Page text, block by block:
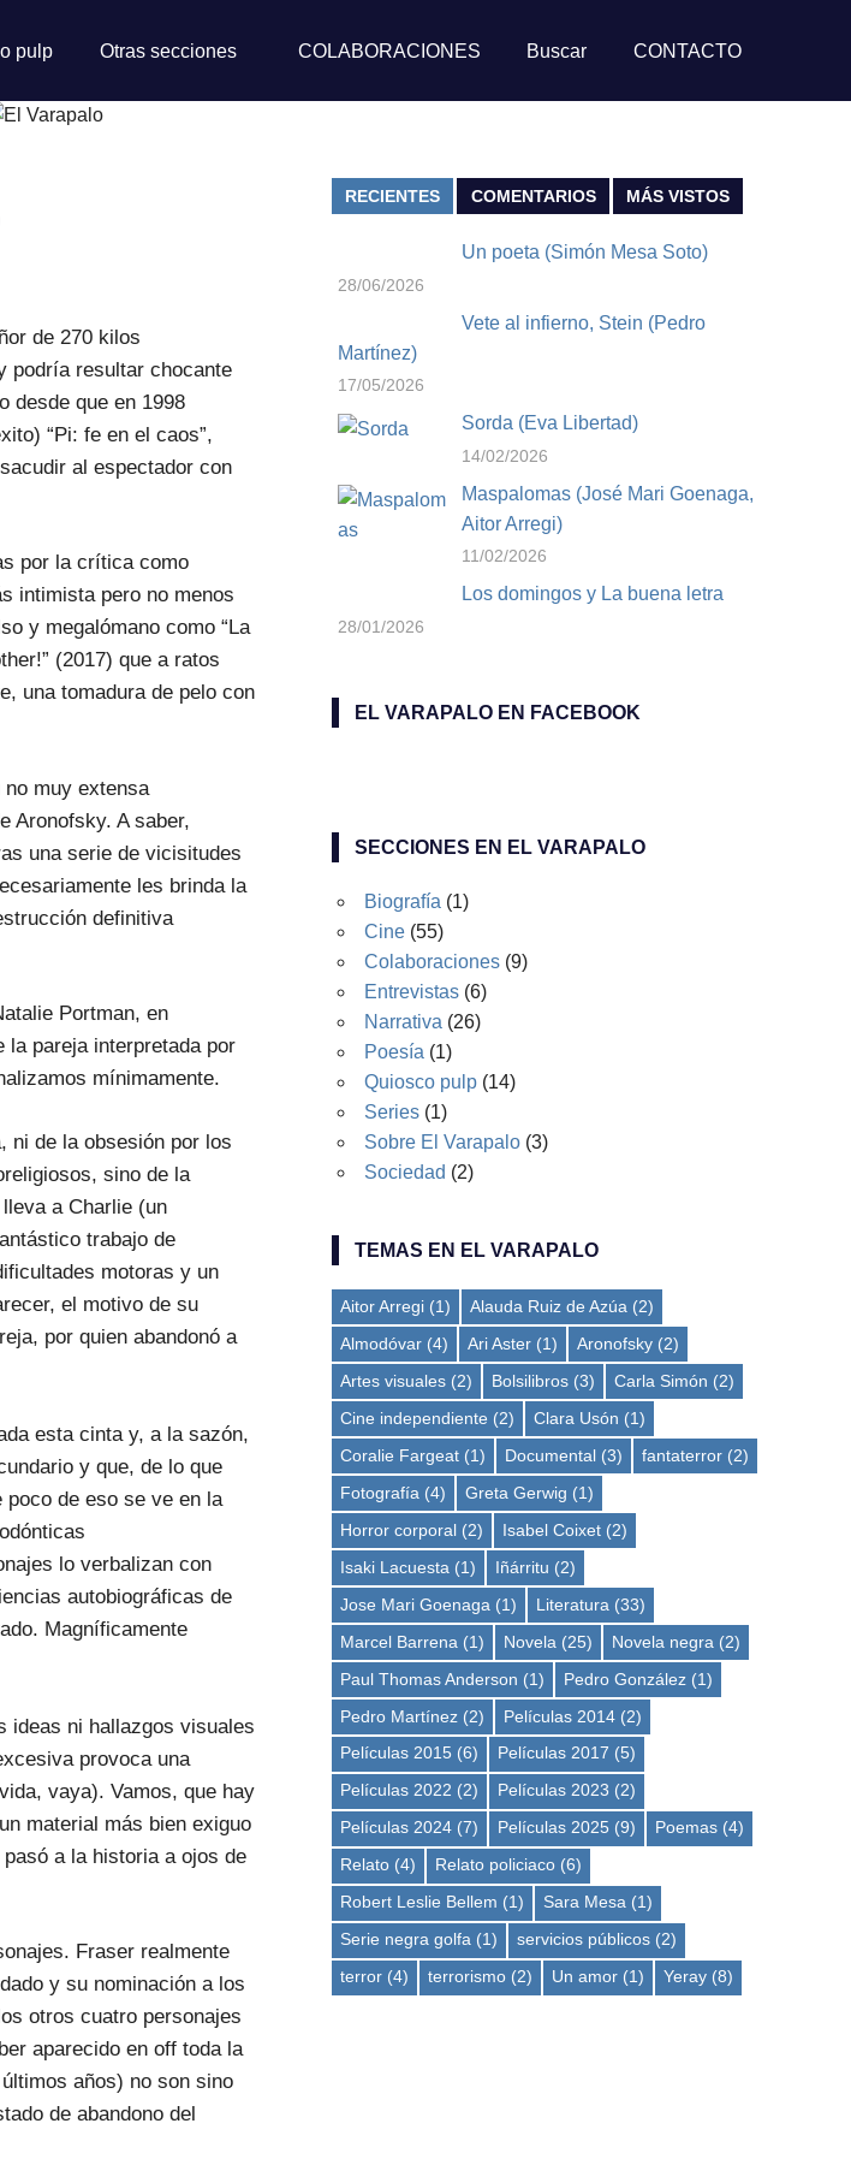
pulp Otras secciones COLABORACIONES Buscar CONTACTO
de 270 kilos
podría resultar chocante
desde que en 1998
“Pi: fe en el caos”,
al espectador con
por la crítica como
intimista pero no menos
y megalómano como “La
(2017) que a ratos
una tomadura de pelo con
no muy extensa
Aronofsky. A saber,
una serie de vicisitudes
les brinda la
definitiva
Portman, en
la pareja interpretada por
mínimamente.
ni de la obsesión por los
sino de la
a Charlie (un
trabajo de
motoras y un
el motivo de su
por quien abandonó a
esta cinta y, a la sazón,
y que, de lo que
de eso se ve en la
lo verbalizan con
autobiográficas de
Magníficamente
ideas ni hallazgos visuales
provoca una
vaya). Vamos, que hay
material más bien exiguo
a la historia a ojos de
Fraser realmente
y su nominación a los
otros cuatro personajes
aparecido en off toda la
años) no son sino
de abandono del
RECIENTES COMENTARIOS MÁS VISTOS
Un poeta (Simón Mesa Soto)
28/06/2026
Vete al infierno, Stein (Pedro
Martínez)
17/05/2026
Sorda (Eva Libertad)
14/02/2026
Maspalomas (José Mari Goenaga,
Aitor Arregi)
11/02/2026
Los domingos y La buena letra
28/01/2026
EL VARAPALO EN FACEBOOK
SECCIONES EN EL VARAPALO
Biografía (1)
Cine(55)
Colaboraciones(9)
Entrevistas(6)
Narrativa (26)
Poesía (1)
Quiosco pulp(14)
Series(1)
Sobre El Varapalo(3)
Sociedad (2)
TEMAS EN EL VARAPALO
Aitor Arregi (1) Alauda Ruiz de Azúa (2)
Almodóvar (4) Ari Aster (1) Aronofsky (2)
Artes visuales (2) Bolsilibros (3) Carla Simón (2)
Cine independiente (2) Clara Usón (1)
Coralie Fargeat (1) Documental (3) fantaterror (2)
Fotografía (4) Greta Gerwig (1)
Horror corporal (2) Isabel Coixet (2)
Isaki Lacuesta (1) Iñárritu (2)
Jose Mari Goenaga (1) Literatura (33)
Marcel Barrena (1) Novela (25) Novela negra (2)
Paul Thomas Anderson (1) Pedro González (1)
Pedro Martínez (2) Películas 2014 (2)
Películas 2015 (6) Películas 2017 (5)
Películas 2022 (2) Películas 2023 (2)
Películas 2024 (7) Películas 2025 (9) Poemas (4)
Relato (4) Relato policiaco (6)
Robert Leslie Bellem (1) Sara Mesa (1)
Serie negra golfa (1) servicios públicos (2)
terror (4) terrorismo (2) Un amor (1) Yeray (8)